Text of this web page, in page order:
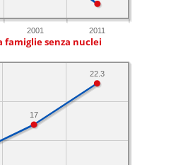
2001 2011
famiglie senza nuclei
22.3
17